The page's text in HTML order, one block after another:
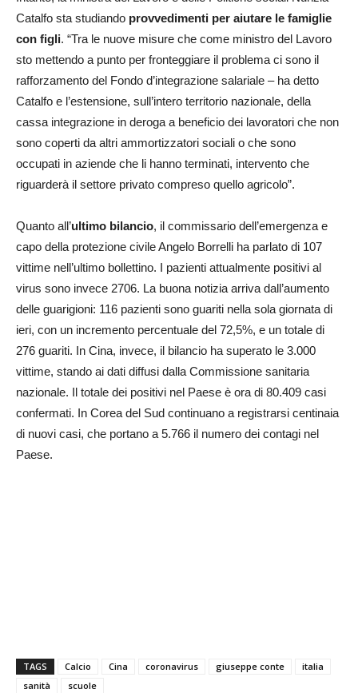
Catalfo sta studiando provvedimenti per aiutare le famiglie
con figli. “Tra le nuove misure che come ministro del Lavoro
sto mettendo a punto per fronteggiare il problema ci sono il
rafforzamento del Fondo d’integrazione salariale – ha detto
Catalfo e l’estensione, sull’intero territorio nazionale, della
cassa integrazione in deroga a beneficio dei lavoratori che non
sono coperti da altri ammortizzatori sociali o che sono
occupati in aziende che li hanno terminati, intervento che
riguarderà il settore privato compreso quello agricolo”.
Quanto all’ultimo bilancio, il commissario dell’emergenza e
capo della protezione civile Angelo Borrelli ha parlato di 107
vittime nell’ultimo bollettino. I pazienti attualmente positivi al
virus sono invece 2706. La buona notizia arriva dall’aumento
delle guarigioni: 116 pazienti sono guariti nella sola giornata di
ieri, con un incremento percentuale del 72,5%, e un totale di
276 guariti. In Cina, invece, il bilancio ha superato le 3.000
vittime, stando ai dati diffusi dalla Commissione sanitaria
nazionale. Il totale dei positivi nel Paese è ora di 80.409 casi
confermati. In Corea del Sud continuano a registrarsi centinaia
di nuovi casi, che portano a 5.766 il numero dei contagi nel
Paese.
TAGS Calcio Cina coronavirus giuseppe conte
italia
sanità
scuole